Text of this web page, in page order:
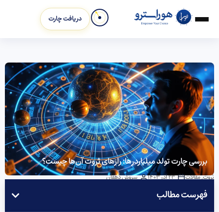
دریافت چارت
بررسی چارت تولد میلیاردرها: رازهای ثروت آن‌ها چیست؟
ثروت,مقالات 23 آذر 1403 سروش دهقان
فهرست مطالب